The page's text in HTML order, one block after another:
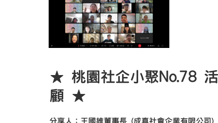
★ 桃園社企小聚No.78
顧 ★
分享人：王國雄董事長 (成真社會企業有限公司)